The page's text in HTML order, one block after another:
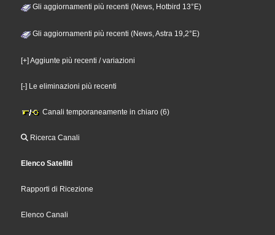
Gli aggiornamenti più recenti (News, Hotbird 13°E)
Gli aggiornamenti più recenti (News, Astra 19,2°E)
[+] Aggiunte più recenti / variazioni
[-] Le eliminazioni più recenti
Canali temporaneamente in chiaro (6)
Ricerca Canali
Elenco Satelliti
Rapporti di Ricezione
Elenco Canali